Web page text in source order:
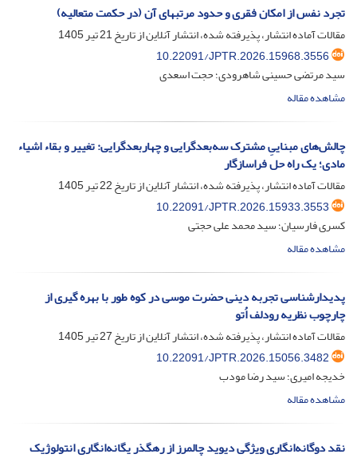
تجرد نفس از امکان فقری و حدود مرتبه‎ای آن (در حکمت متعالیه)
مقالات آماده انتشار، پذیرفته شده، انتشار آنلاین از تاریخ21 تیر 1405
10.22091/JPTR.2026.15968.3556
سید مرتضی حسینی شاهرودی؛ حجت اسعدی
مشاهده مقاله
چالش‌های مبناییِ مشترک سه‌بعدگرایی و چهاربعدگرایی: تغییر و بقاء اشیاء
مادی؛ یک راه حل فراسازگار
مقالات آماده انتشار، پذیرفته شده، انتشار آنلاین از تاریخ22 تیر 1405
10.22091/JPTR.2026.15933.3553
کسری فارسیان؛ سید محمد علی حجتی
مشاهده مقاله
پدیدارشناسی تجربه دینی حضرت موسی در کوه طور با بهره گیری از
چارچوب نظریه رودلف اُتو
مقالات آماده انتشار، پذیرفته شده، انتشار آنلاین از تاریخ27 تیر 1405
10.22091/JPTR.2026.15056.3482
خدیجه امیری؛ سید رضا مودب
مشاهده مقاله
نقد دوگانه‌انگاری ویژگی دیوید چالمرز از رهگذر یگانه‌انگاری انتولوژیک